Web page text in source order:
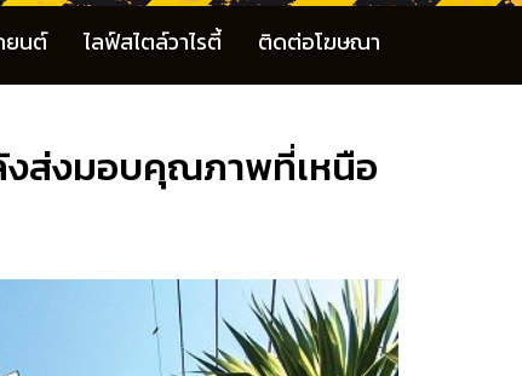
ยนต์ ไลฟ์สไตล์วาไรตี้ ติดต่อโฆษณา
งส่งมอบคุณภาพที่เหนือ